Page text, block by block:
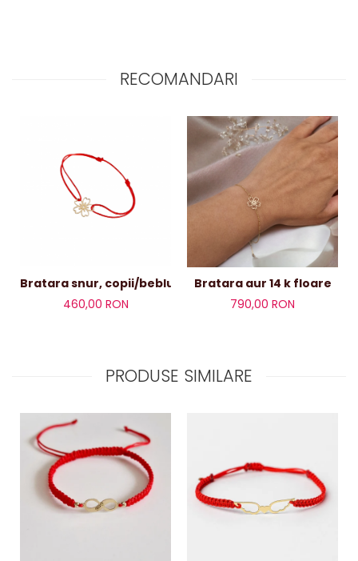
RECOMANDARI
Bratara snur, copii/beblusi/adult , floare aur
460,00 RON
Bratara aur 14 k floare
790,00 RON
PRODUSE SIMILARE